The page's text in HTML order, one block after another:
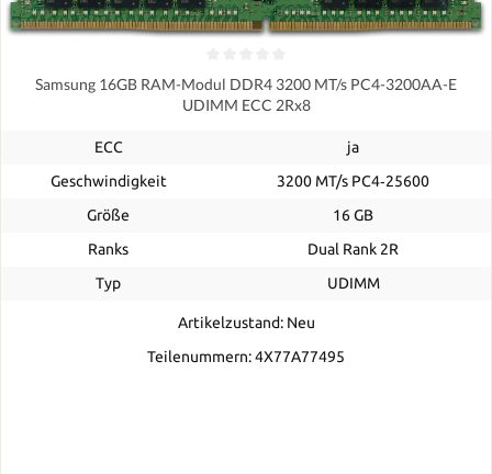
Samsung 16GB RAM-Modul DDR4 3200 MT/s PC4-3200AA-E
UDIMM ECC 2Rx8
ECC
ja
Geschwindigkeit
3200 MT/s PC4‑25600
Größe
16 GB
Ranks
Dual Rank 2R
Typ
UDIMM
Artikelzustand: Neu
Teilenummern: 4X77A77495